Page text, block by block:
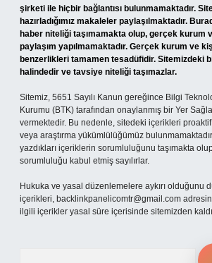
şirketi ile hiçbir bağlantısı bulunmamaktadır.
hazırladığımız makaleler paylaşılmaktadır.
haber niteliği taşımamakta olup, gerçek kurum
paylaşım yapılmamaktadır. Gerçek kurum ve
benzerlikleri tamamen tesadüfidir. Sitemizdeki
halindedir ve tavsiye niteliği taşımazlar.
Sitemiz, 5651 Sayılı Kanun gereğince Bilgi
Kurumu (BTK) tarafından onaylanmış bir Yer
vermektedir. Bu nedenle, sitedeki içerikleri
veya araştırma yükümlülüğümüz
yazdıkları içeriklerin sorumluluğunu taşımakta
sorumluluğu kabul etmiş sayılırlar.
Hukuka ve yasal düzenlemelere aykırı olduğunu
içerikleri, backlinkpanelicomtr@gmail.com
ilgili içerikler yasal süre içerisinde sitemizden